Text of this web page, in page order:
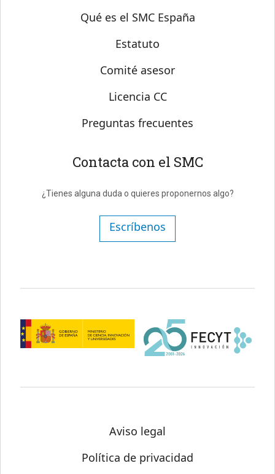
Sobre SMC España
Qué es el SMC España
Estatuto
Comité asesor
Licencia CC
Preguntas frecuentes
Contacta con el SMC
¿Tienes alguna duda o quieres proponernos algo?
Escríbenos
Aviso legal
Política de privacidad